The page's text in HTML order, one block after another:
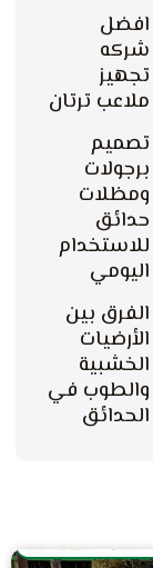
افضل
شركه
تجهيز
ملاعب ترتان
تصميم
برجولات
ومظلات
حدائق
للاستخدام
اليومي
الفرق بين
الأرضيات
الخشبية
والطوب في
الحدائق